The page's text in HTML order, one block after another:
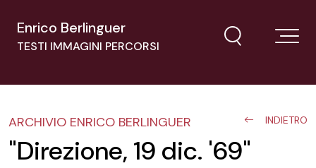
Enrico Berlinguer
TESTI IMMAGINI PERCORSI
ARCHIVIO ENRICO BERLINGUER INDIETRO
"Direzione, 19 dic. '69"